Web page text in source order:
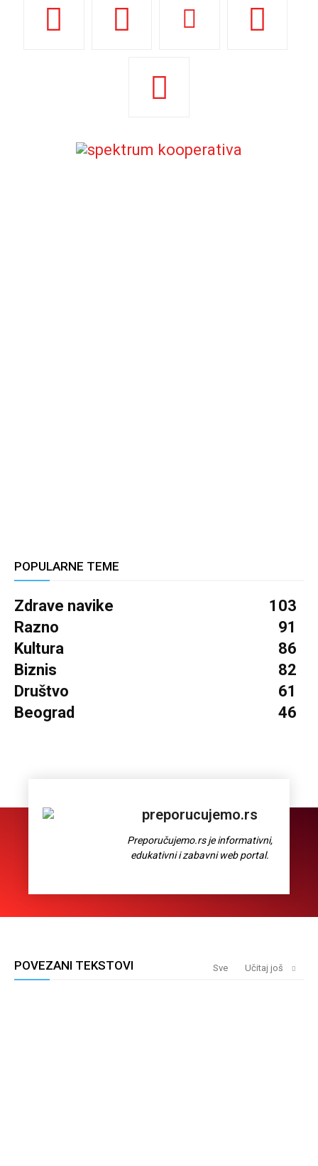
POPULARNE TEME
Zdrave navike
103
Razno
91
Kultura
86
Biznis
82
Društvo
61
Beograd
46
preporucujemo.rs
Preporučujemo.rs je informativni,
edukativni i zabavni web portal.
POVEZANI TEKSTOVI Sve Učitaj još